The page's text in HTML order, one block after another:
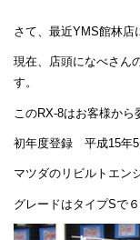
さて、最近YMS館林店
現在、店頭になべさん
す。
このRX-8はお客様から
初年度登録 平成15年5
マツダのリビルトエン
グレードはタイプSで